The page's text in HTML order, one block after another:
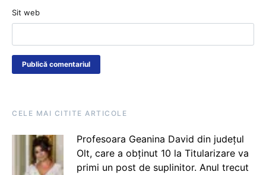
Sit web
CELE MAI CITITE ARTICOLE
Profesoara Geanina David din județul
Olt, care a obținut 10 la Titularizare va
primi un post de suplinitor. Anul trecut